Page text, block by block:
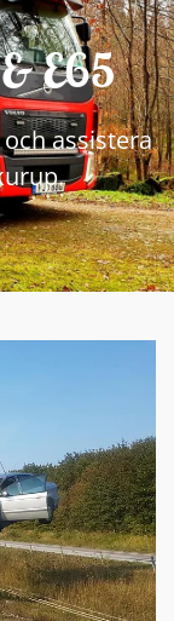
E65
assistera